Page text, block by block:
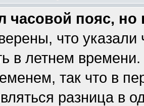
часовой пояс,
что указали
в летнем
так что в
разница в